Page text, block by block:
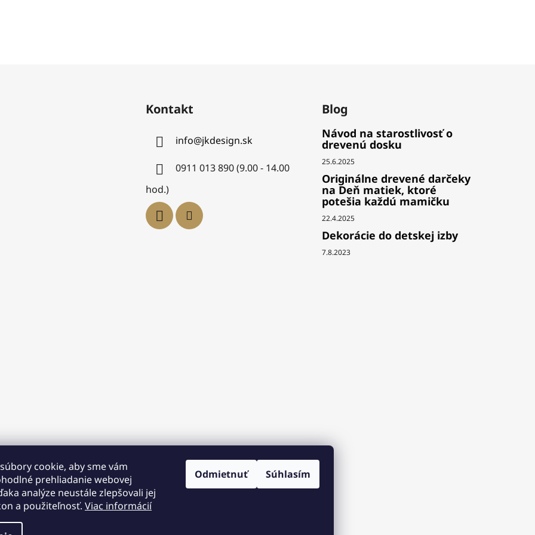
cookie, aby sme vám
prehliadanie webovej
analýze neustále zlepšovali jej
a použiteľnosť. Viac informácií
Odmietnuť Súhlasím
12.
Kontakt
info@jkdesign.sk
0911 013 890 (9.00 - 14.00
hod.)
Blog
Návod na starostlivosť o
drevenú dosku
25.6.2025
Originálne drevené darčeky
na Deň matiek, ktoré
potešia každú mamičku
22.4.2025
Dekorácie do detskej izby
7.8.2023